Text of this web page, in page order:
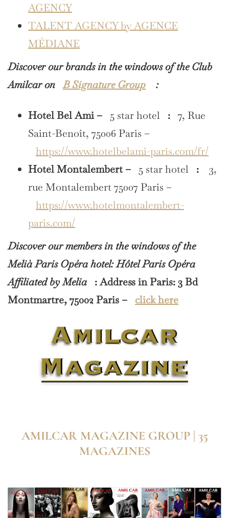
AGENCY
TALENT AGENCY by AGENCE
MÉDIANE
Discover our brands in the windows of the Club
Amilcar onB Signature Group :
Hotel Bel Ami – 5 star hotel : 7, Rue
Saint-Benoît, 75006 Paris –
https://www.hotelbelami-paris.com/fr/
Hotel Montalembert –
5 star hotel : 3,
rue Montalembert 75007 Paris –
https://www.hotelmontalembert-
paris.com/
Discover our members in the windows of the
Melià Paris Opéra hotel: Hôtel Paris Opéra
Affiliated by Melia
: Address in Paris: 3 Bd
Montmartre, 75002 Paris – click here
AMILCAR MAGAZINE GROUP | 35
MAGAZINES